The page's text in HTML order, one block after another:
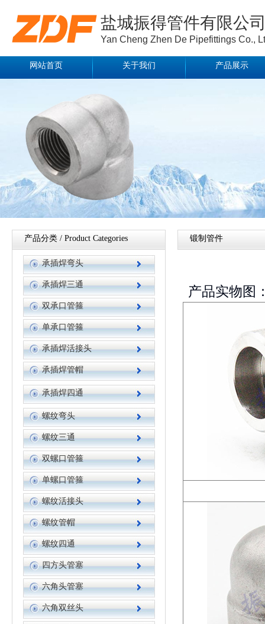
盐城振得管件有限公
Yan Cheng Zhen De Pipefittings Co.,
网站首页 关于我们 产品展示
产品分类 / Product Categories
承插焊弯头
承插焊三通
双承口管箍
单承口管箍
承插焊活接头
承插焊管帽
承插焊四通
螺纹弯头
螺纹三通
双螺口管箍
单螺口管箍
螺纹活接头
螺纹管帽
螺纹四通
四方头管塞
六角头管塞
六角双丝头
锻制管件
产品实物图